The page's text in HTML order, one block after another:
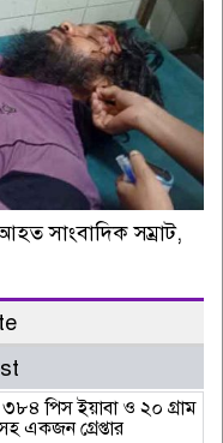
সাংবাদিক সম্রাট,
৩৮৪ পিস ইয়াবা ও ২০ গ্রাম
একজন গ্রেপ্তার